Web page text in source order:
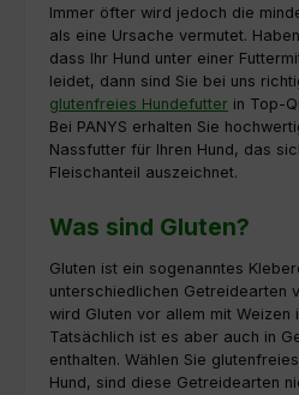
Immer öfter wird jedoch die
als eine Ursache vermutet.
dass Ihr Hund unter einer
leidet, dann sind Sie bei uns
glutenfreies Hundefutter in Top-
Bei PANYS erhalten Sie
Nassfutter für Ihren Hund, das
Fleischanteil auszeichnet.
Was sind Gluten?
Gluten ist ein sogenanntes
unterschiedlichen Getreidearten
wird Gluten vor allem mit Weizen
Tatsächlich ist es aber auch in
enthalten. Wählen Sie
Hund, sind diese Getreidearten